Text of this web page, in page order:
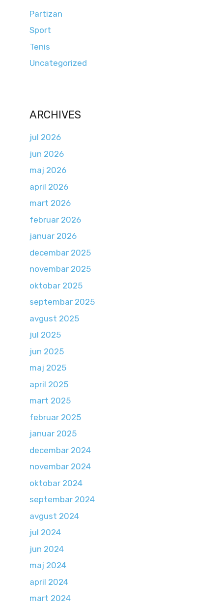
Partizan
Sport
Tenis
Uncategorized
ARCHIVES
jul 2026
jun 2026
maj 2026
april 2026
mart 2026
februar 2026
januar 2026
decembar 2025
novembar 2025
oktobar 2025
septembar 2025
avgust 2025
jul 2025
jun 2025
maj 2025
april 2025
mart 2025
februar 2025
januar 2025
decembar 2024
novembar 2024
oktobar 2024
septembar 2024
avgust 2024
jul 2024
jun 2024
maj 2024
april 2024
mart 2024